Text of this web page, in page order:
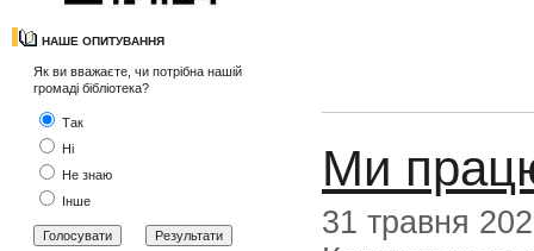
НАШЕ ОПИТУВАННЯ
Як ви вважаєте, чи потрібна нашій
громаді бібліотека?
Так
Ні
Не знаю
Інше
Ми
31 травня